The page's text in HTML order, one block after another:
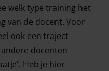
welk type training het
van de docent. Voor
ook een traject
docenten
Heb je hier